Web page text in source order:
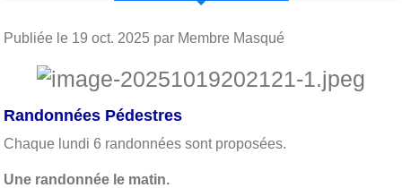
Publiée le 19 oct. 2025 par Membre Masqué
Randonnées Pédestres
Chaque lundi 6 randonnées sont proposées.
Une randonnée le matin.